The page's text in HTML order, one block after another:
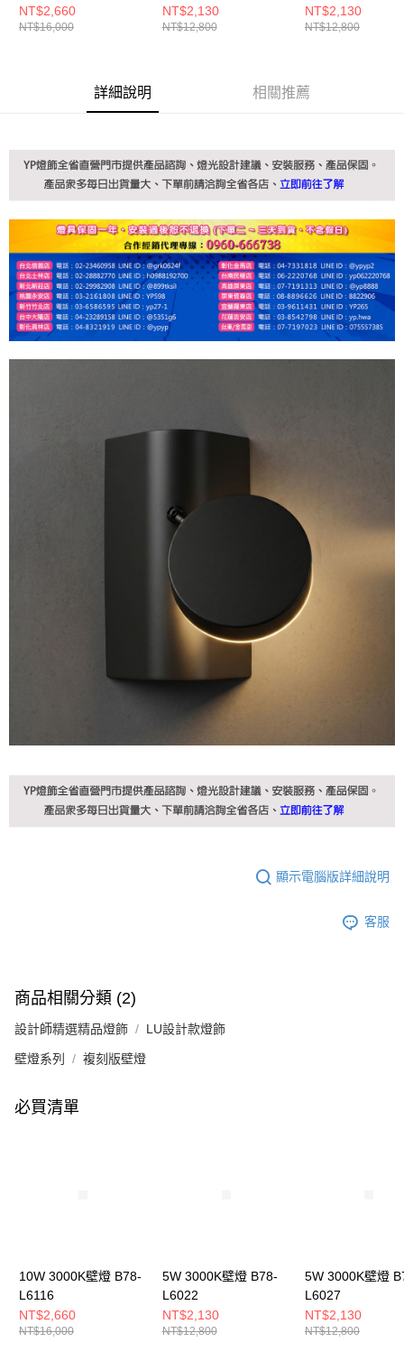
時審查核予不同之上限額度；若仍有額度不足之情形，本公司將視審查結果
請求用戶進行身份認證。
NT$2,660
NT$16,000
NT$2,130
NT$12,800
NT$2,130
NT$12,800
詳細說明 相關推薦
顯示電腦版詳細說明
客服
商品相關分類 (2)
設計師精選精品燈飾 LU設計款燈飾
壁燈系列 複刻版壁燈
必買清單
10W 3000K壁燈 B78-
L6116
NT$2,660
NT$16,000
5W 3000K壁燈 B78-
L6022
NT$2,130
NT$12,800
5W 3000K壁燈
L6027
NT$2,130
NT$12,800